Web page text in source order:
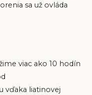
sa už ovláda
viac ako 10 hodín
vďaka liatinovej